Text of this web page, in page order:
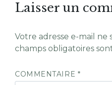
Laisser un
Votre adresse e-mail ne
champs obligatoires
COMMENTAIRE *